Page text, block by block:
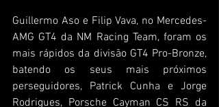
Guillermo Aso e Filip Vava, no Mercedes-
AMG GT4 da NM Racing Team, foram os
mais rápidos da divisão GT4 Pro-Bronze,
batendo os seus mais próximos
perseguidores, Patrick Cunha e Jorge
Rodrigues, Porsche Cayman CS RS da